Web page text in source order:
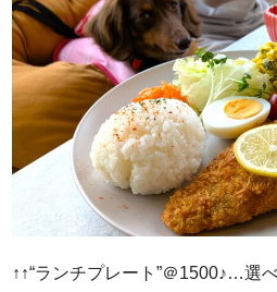
↑↑“ランチプレート”＠1500♪…選